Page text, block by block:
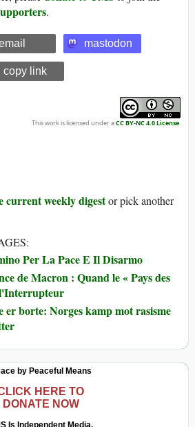
.
mastodon
copy link
This work is licensed under aCC BY-NC 4.0 License.
current weekly digestor pick another
Per La Pace E Il Disarmo
de Macron : Quand le « Pays des
er borte: Norges kamp mot rasisme
by Peaceful Means
HERE TO
DONATE NOW
Is Independent Media.